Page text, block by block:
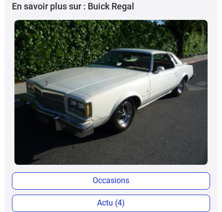
En savoir plus sur : Buick Regal
Occasions
Actu (4)